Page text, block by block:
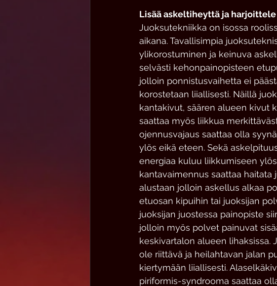
Lisää askeltiheyttä ja
Juoksutekniikka on isossa
aikana. Tavallisimpia
ylikorostuminen ja keinuva
selvästi kehonpainopisteen
jolloin ponnistusvaihetta ei
korostetaan liiallisesti. Näillä
kantakivut, säären alueen kivut
saattaa myös liikkua
ojennusvajaus saattaa olla
ylös eikä eteen. Sekä
energiaa kuluu liikkumiseen
kantavaimennus saattaa
alustaan jolloin askellus alkaa
etuosan kipuihin tai juoksijan
juoksijan juostessa painopiste
jolloin myös polvet painuvat
keskivartalon alueen lihaksissa.
ole riittävä ja heilahtavan jalan
kiertymään liiallisesti.
piriformis-syndrooma saattaa